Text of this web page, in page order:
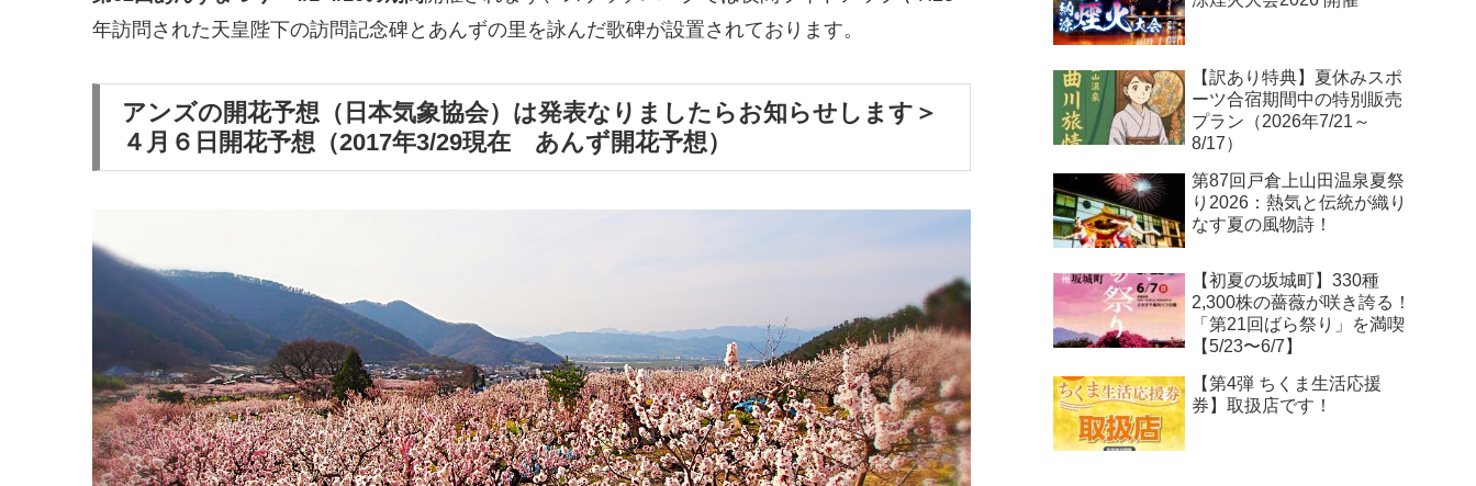
年訪問された天皇陛下の訪問記念碑とあんずの里を詠んだ歌碑が設置されております。
アンズの開花予想（日本気象協会）は発表なりましたらお知らせします＞
４月６日開花予想（2017年3/29現在 あんず開花予想）
【訳あり特典】夏休みスポ
ーツ合宿期間中の特別販売
プラン（2026年7/21～
8/17）
第87回戸倉上山田温泉夏祭
り2026：熱気と伝統が織り
なす夏の風物詩！
【初夏の坂城町】330種
2,300株の薔薇が咲き誇る！
「第21回ばら祭り」を満喫
【5/23〜6/7】
【第4弾 ちくま生活応援
券】取扱店です！